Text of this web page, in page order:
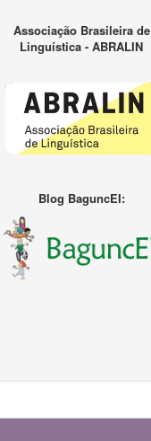
Associação Brasileira de
Linguística - ABRALIN
Blog BaguncEI: